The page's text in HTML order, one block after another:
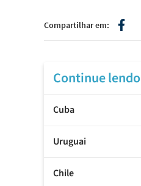
Compartilhar em:
Continue lendo
Cuba
Uruguai
Chile